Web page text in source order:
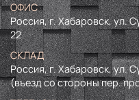
ОФИС
Россия, г. Хабаровск, ул.
22
СКЛАД
Россия, г. Хабаровск, ул.
(въезд со стороны пер.